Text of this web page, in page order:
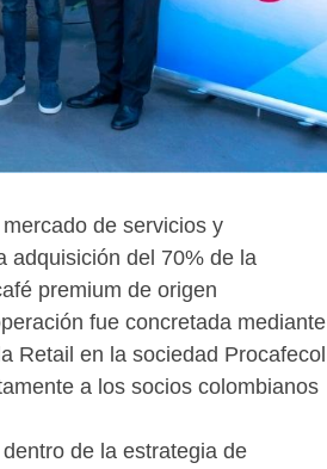
de servicios y
adquisición del 70% de la
premium de origen
fue concretada mediante
Retail en la sociedad Procafecol
a los socios colombianos
de la estrategia de